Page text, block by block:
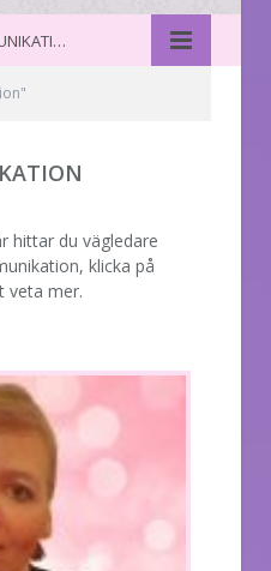
DJURKOMMUNIKATION
hittar du vägledare
klicka på
veta mer.